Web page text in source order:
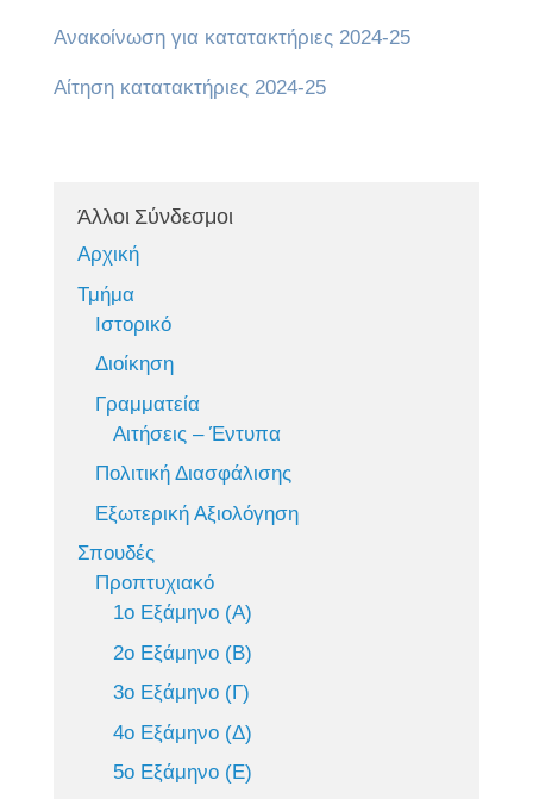
Ανακοίνωση για κατατακτήριες 2024-25
Αίτηση κατατακτήριες 2024-25
Άλλοι Σύνδεσμοι
Αρχική
Τμήμα
Ιστορικό
Διοίκηση
Γραμματεία
Αιτήσεις – Έντυπα
Πολιτική Διασφάλισης
Εξωτερική Αξιολόγηση
Σπουδές
Προπτυχιακό
1ο Εξάμηνο (Α)
2ο Εξάμηνο (Β)
3ο Εξάμηνο (Γ)
4ο Εξάμηνο (Δ)
5ο Εξάμηνο (Ε)